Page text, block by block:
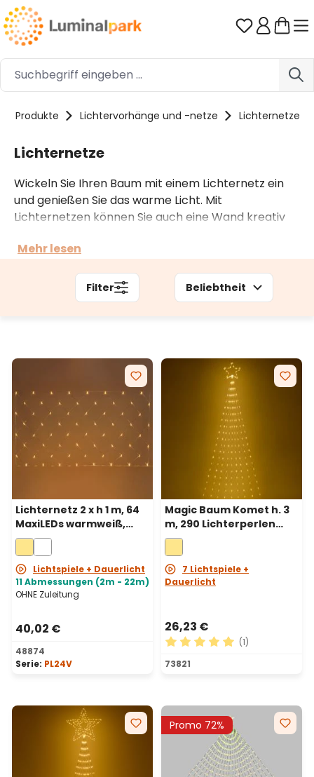
Zum Hauptinhalt springen Du hast 0
Produkte Lichtervorhänge und -netze Lichternetze
Lichternetze
Wickeln Sie Ihren Baum mit einem Lichternetz ein
und genießen Sie das warme Licht. Mit
Lichternetzen können Sie auch eine Wand kreativ
beleuchten. Unsere Produktpalette umfasst auch
praktischer Steckverbinder miteinander verbunden
werden können.
Mehr lesen
Filter Beliebtheit
Lichternetz 2 x h 1 m, 64
MaxiLEDs warmweiß,
transparentes Kabel,
erweiterbar
Lichtspiele + Dauerlicht
11 Abmessungen (2m - 22m)
OHNE Zuleitung
40,02 €
48874
Serie: PL24V
Magic Baum Komet h. 3
m, 290 Lichterperlen
warmweiß,
transparentes Kabel
7 Lichtspiele +
Dauerlicht
26,23 €
Durchschnittliche
(1)
73821
Promo 72%